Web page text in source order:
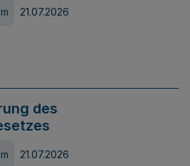
21.07.2026
des
21.07.2026